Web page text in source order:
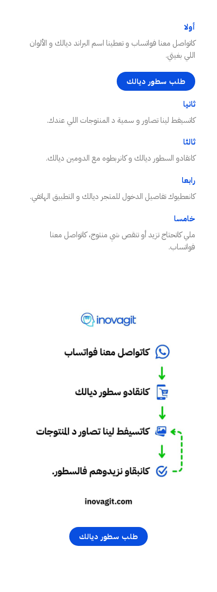
أولا
كاتواصل معنا فواتساب و تعطينا اسم البراند ديالك و الألوان
اللي بغيتي.
طلب سطور ديالك
ثانيا
كاتسيفط لينا تصاور و سمية د المنتوجات اللي عندك.
ثالثا
كانقادو السطور ديالك و كانربطوه مع الدومين ديالك.
رابعا
كانعطيوك تفاصيل الدخول للمتجر ديالك و التطبيق الهاتفي.
خامسا
ملي كاتحتاج تزيد أو تنقص شي منتوج، كاتواصل معنا
فواتساب.
طلب سطور ديالك